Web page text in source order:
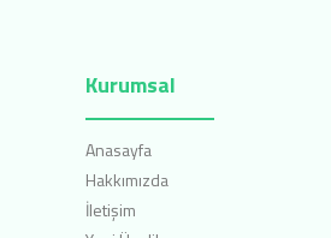
Kurumsal
Anasayfa
Hakkımızda
İletişim